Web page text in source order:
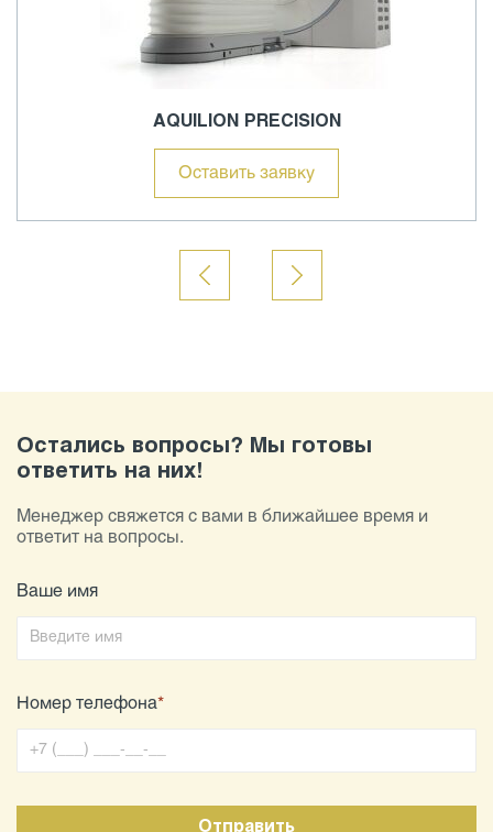
AQUILION PRECISION
Оставить заявку
Остались вопросы? Мы готовы
ответить на них!
Менеджер свяжется с вами в ближайшее время и
ответит на вопросы.
Ваше имя
Номер телефона*